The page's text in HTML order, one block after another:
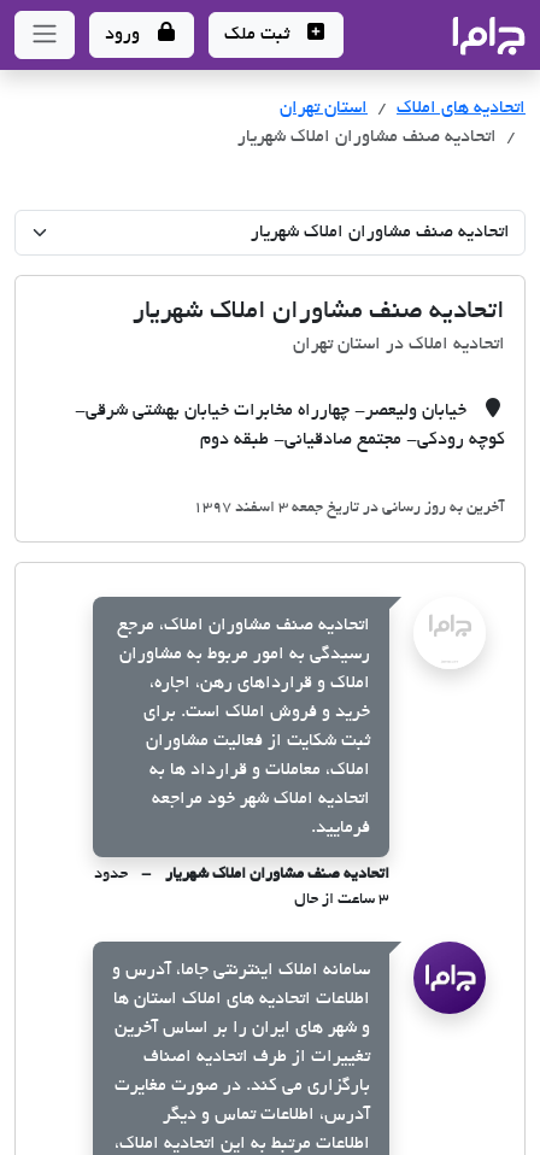
- سامانه جامع املاک و مشاورین املاک
ثبت ملک ورود
اتحادیه های املاک اتحادیه های املاک
استان تهران
اتحادیه صنف مشاوران املاک شهریار
اتحادیه صنف مشاوران املاک شهریار
اتحادیه املاک در استان تهران
خیابان ولیعصر- چهارراه مخابرات خیابان بهشتی شرقی-
کوچه رودکی- مجتمع صادقیانی- طبقه دوم
آخرین به روز رسانی در تاریخ جمعه 3 اسفند 1397
اتحادیه صنف مشاوران املاک، مرجع
رسیدگی به امور مربوط به مشاوران
املاک و قرارداهای رهن، اجاره،
خرید و فروش املاک است. برای
ثبت شکایت از فعالیت مشاوران
املاک، معاملات و قرارداد ها به
اتحادیه املاک شهر خود مراجعه
فرمایید.
اتحادیه صنف مشاوران املاک شهریار
حدود
۳ ساعت از حال
سامانه املاک اینترنتی جاما، آدرس و
اطلاعات اتحادیه های املاک استان ها
و شهر های ایران را بر اساس آخرین
تغییرات از طرف اتحادیه اصناف
بارگزاری می کند. در صورت مغایرت
آدرس، اطلاعات تماس و دیگر
اطلاعات مرتبط به این اتحادیه املاک،